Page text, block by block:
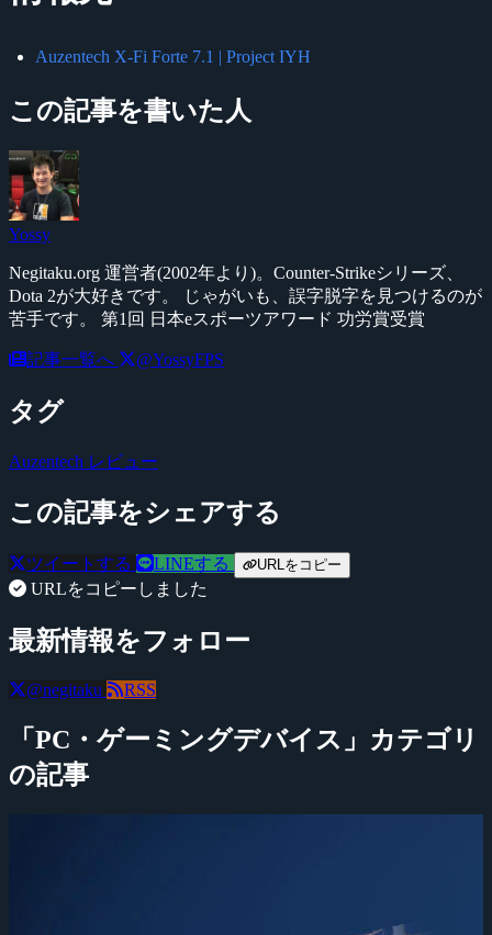
Auzentech X-Fi Forte 7.1 | Project IYH
この記事を書いた人
Yossy
Negitaku.org 運営者(2002年より)。Counter-Strikeシリーズ、
Dota 2が大好きです。 じゃがいも、誤字脱字を見つけるのが
苦手です。 第1回 日本eスポーツアワード 功労賞受賞
記事一覧へ @YossyFPS
タグ
Auzentech レビュー
この記事をシェアする
ツイートする LINEする URLをコピー
URLをコピーしました
最新情報をフォロー
@negitaku RSS
「PC・ゲーミングデバイス」カテゴリ
の記事